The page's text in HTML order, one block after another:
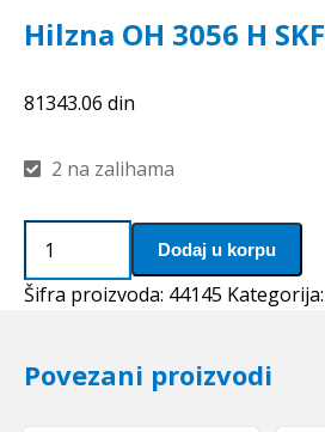
Hilzna OH 3056 H SKF
81343.06 din
2 na zalihama
OH
3056
količina
Dodaj u korpu
Šifra proizvoda: 44145 Kategorija:
Povezani proizvodi